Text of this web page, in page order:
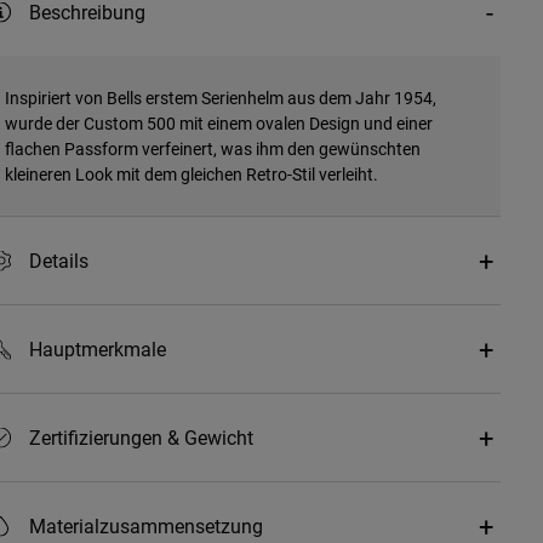
Beschreibung
Inspiriert von Bells erstem Serienhelm aus dem Jahr 1954,
wurde der Custom 500 mit einem ovalen Design und einer
flachen Passform verfeinert, was ihm den gewünschten
kleineren Look mit dem gleichen Retro-Stil verleiht.
Details
Hauptmerkmale
Zertifizierungen & Gewicht
Materialzusammensetzung